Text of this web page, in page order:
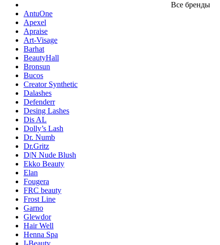
Все бренды
AntuOne
Apexel
Apraise
Art-Visage
Barhat
BeautyHall
Bronsun
Bucos
Creator Synthetic
Dalashes
Defenderr
Desing Lashes
Dis AL
Dolly’s Lash
Dr. Numb
Dr.Gritz
D|N Nude Blush
Ekko Beauty
Elan
Fougera
FRC beauty
Frost Line
Garno
Glewdor
Hair Well
Henna Spa
I-Beauty